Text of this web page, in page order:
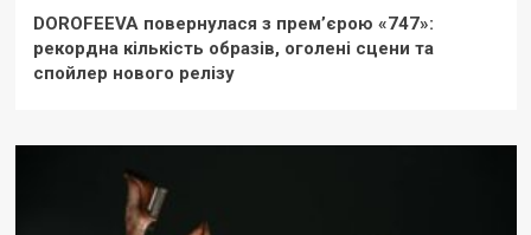
DOROFEEVA повернулася з прем’єрою «747»:
рекордна кількість образів, оголені сцени та
спойлер нового релізу